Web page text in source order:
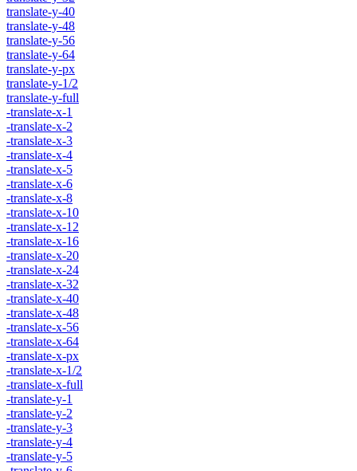
translate-y-40
translate-y-48
translate-y-56
translate-y-64
translate-y-px
translate-y-1/2
translate-y-full
-translate-x-1
-translate-x-2
-translate-x-3
-translate-x-4
-translate-x-5
-translate-x-6
-translate-x-8
-translate-x-10
-translate-x-12
-translate-x-16
-translate-x-20
-translate-x-24
-translate-x-32
-translate-x-40
-translate-x-48
-translate-x-56
-translate-x-64
-translate-x-px
-translate-x-1/2
-translate-x-full
-translate-y-1
-translate-y-2
-translate-y-3
-translate-y-4
-translate-y-5